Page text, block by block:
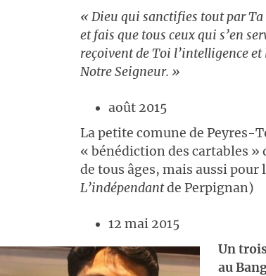
« Dieu qui sanctifies tout par
et fais que tous ceux qui s’en
reçoivent de Toi l’intelligence
Notre Seigneur. »
août 2015
La petite comune de Peyres-
« bénédiction des cartables »
de tous âges, mais aussi
L’indépendantde Perpignan)
12 mai 2015
Un
au